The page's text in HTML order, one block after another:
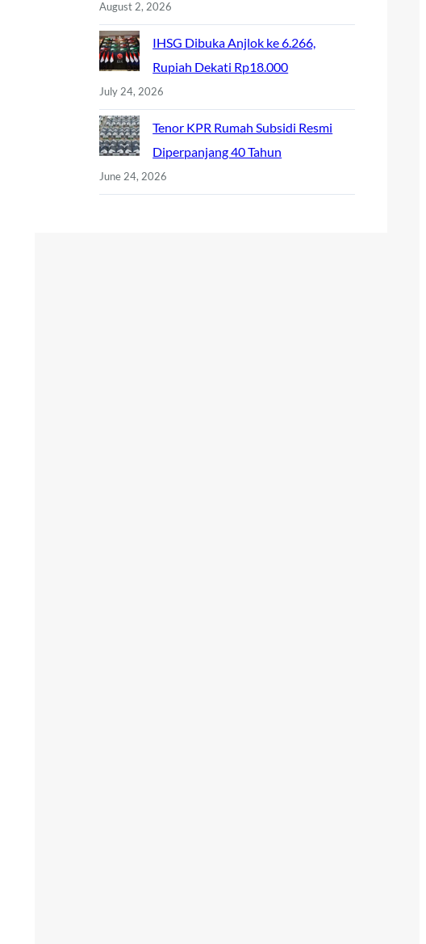
August 2, 2026
IHSG Dibuka Anjlok ke 6.266,
Rupiah Dekati Rp18.000
July 24, 2026
Tenor KPR Rumah Subsidi Resmi
Diperpanjang 40 Tahun
June 24, 2026